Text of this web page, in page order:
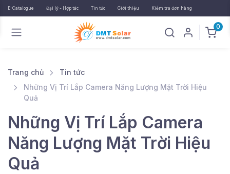
E-Catalogue Đại lý - Hợp tác Tin tức Giới thiệu Kiểm tra đơn hàng
0
Trang chủ
Tin tức
Những Vị Trí Lắp Camera Năng Lượng Mặt Trời Hiệu
Quả
Những Vị Trí Lắp Camera
Năng Lượng Mặt Trời Hiệu
Quả